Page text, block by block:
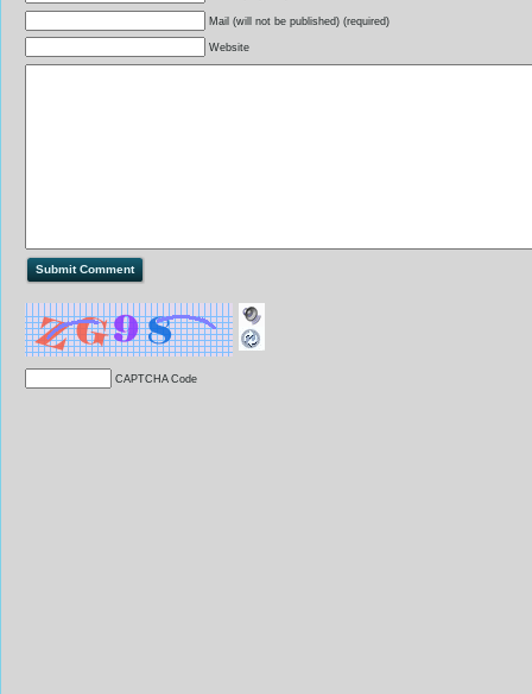
Mail (will not be published) (required)
Website
CAPTCHA Code